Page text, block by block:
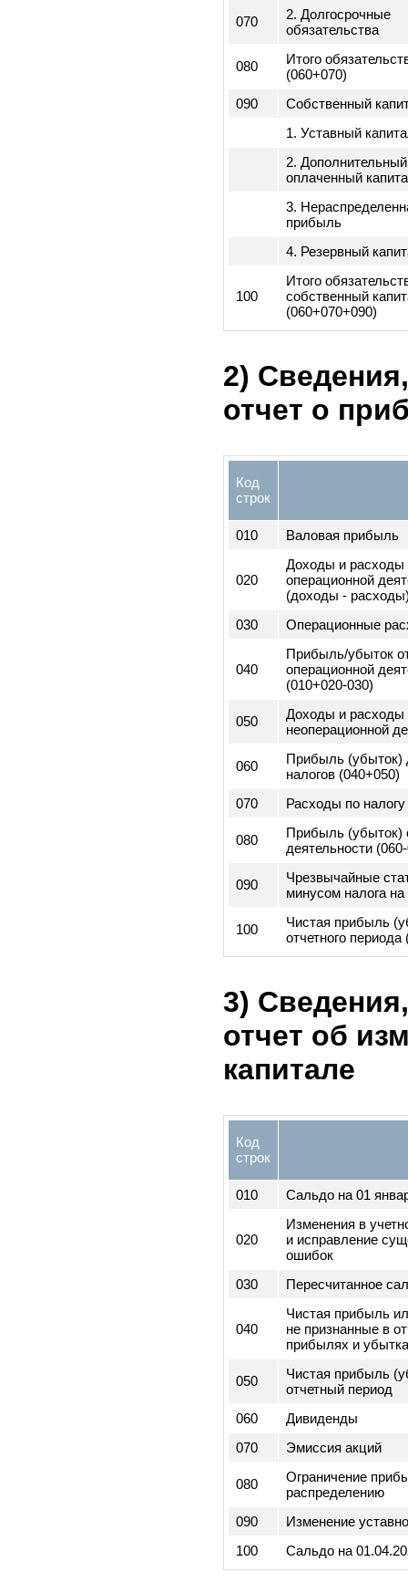
040
дебиторская
задолженность
050
Итого активы
Обязательства
1.
обязательства
2.
обязательства
(060+070)
Собственный
1. Уставный
3.
прибыль
100
2)
отчет о
Код
Валовая
Доходы и
операционной
(доходы -
Операционные
040
Прибыль/
операционной
(010+020-030)
050 Доходы и
Расходы по
Прибыль
деятельности
минусом
100
3)
отчет об
капитале
Код
строк
Сальдо на 01
020
Изменения в
и исправление
ошибок
030 Пересчитанное
040
Чистая
не признанные